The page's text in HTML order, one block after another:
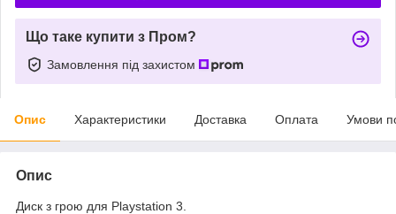
Що таке купити з Пром?
Замовлення під захистом
Опис Характеристики Доставка Оплата Умови
Опис
Диск з грою для Playstation 3.